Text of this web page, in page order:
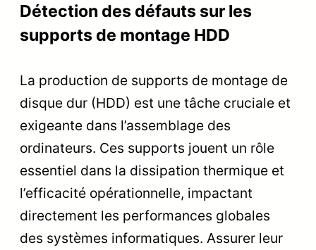
Détection des défauts sur les
supports de montage HDD
La production de supports de montage de
disque dur (HDD) est une tâche cruciale et
exigeante dans l’assemblage des
ordinateurs. Ces supports jouent un rôle
essentiel dans la dissipation thermique et
l’efficacité opérationnelle, impactant
directement les performances globales
des systèmes informatiques. Assurer leur